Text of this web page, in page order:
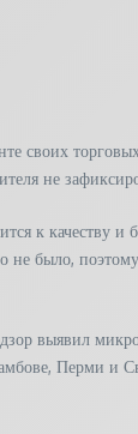
своих
не
к качеству
не было,
выявил
Перми и